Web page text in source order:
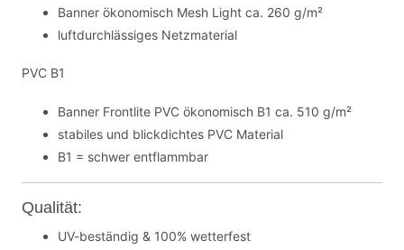
Banner ökonomisch Mesh Light ca. 260 g/m²
luftdurchlässiges Netzmaterial
PVC B1
Banner Frontlite PVC ökonomisch B1 ca. 510 g/m²
stabiles und blickdichtes PVC Material
B1 = schwer entflammbar
Qualität:
UV-beständig & 100% wetterfest